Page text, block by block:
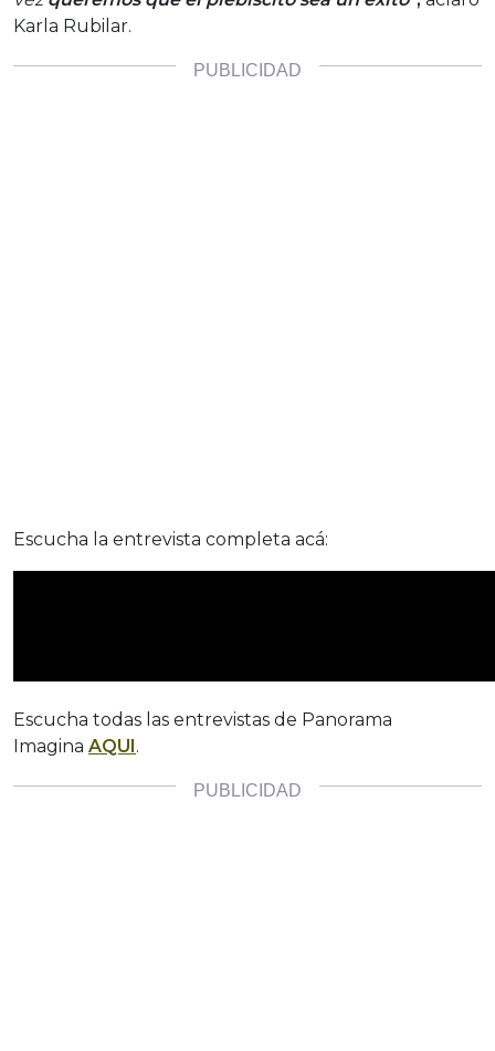
Karla Rubilar.
Escucha la entrevista completa acá:
Escucha todas las entrevistas de Panorama
Imagina AQUI.